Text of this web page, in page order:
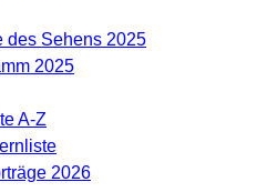
des Sehens 2025
2025
A-Z
2026